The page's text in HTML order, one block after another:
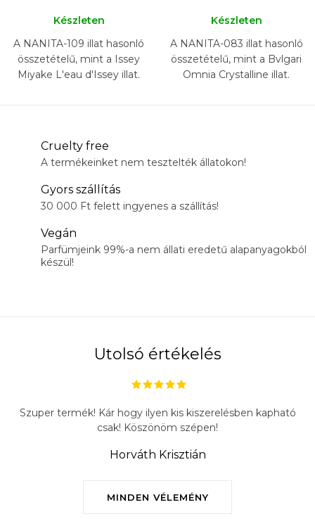
Készleten
A NANITA-109 illat hasonló
összetételű, mint a Issey
Miyake L'eau d'Issey illat.
Készleten
A NANITA-083 illat hasonló
összetételű, mint a Bvlgari
Omnia Crystalline illat.
Cruelty free
A termékeinket nem tesztelték állatokon!
Gyors szállítás
30 000 Ft felett ingyenes a szállítás!
Vegán
Parfümjeink 99%-a nem állati eredetű alapanyagokból
készül!
Utolsó értékelés
MINDEN VÉLEMÉNY
Szuper termék! Kár hogy ilyen kis kiszerelésben kapható
csak! Köszönöm szépen!
Horváth Krisztián